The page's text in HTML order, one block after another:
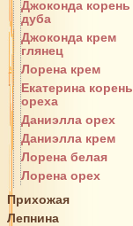
Джоконда корень
дуба
Джоконда крем
глянец
Лорена крем
Екатерина корень
ореха
Даниэлла орех
Даниэлла крем
Лорена белая
Лорена орех
Прихожая
Лепнина